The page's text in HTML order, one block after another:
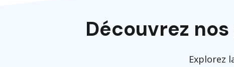
Découvrez
Explorez